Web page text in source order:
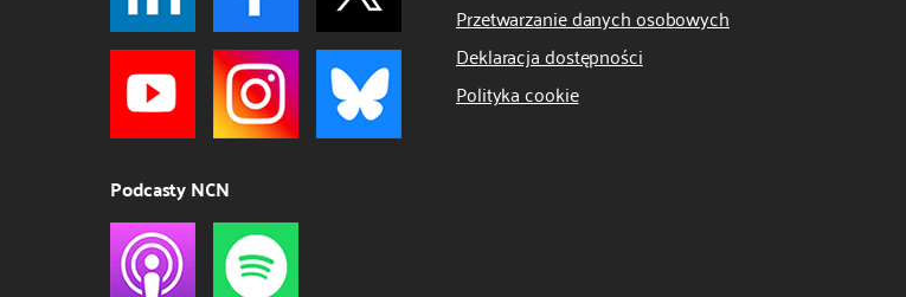
Podcasty NCN
Przetwarzanie danych osobowych
Deklaracja dostępności
Polityka cookie